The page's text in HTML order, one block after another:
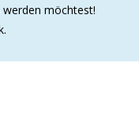
werden möchtest!